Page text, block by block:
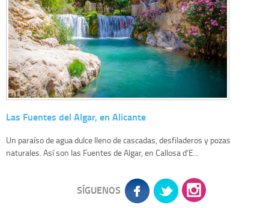
Las Fuentes del Algar, en Alicante
Un paraíso de agua dulce lleno de cascadas, desfiladeros y pozas
naturales. Así son las Fuentes de Algar, en Callosa d’E...
SÍGUENOS